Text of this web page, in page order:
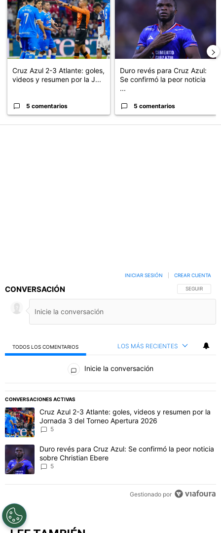
PUBLICIDAD
Cruz Azul 2-3 Atlante: goles,
videos y resumen por la J...
5 comentarios
Duro revés para Cruz Azul:
Se confirmó la peor noticia
...
5 comentarios
CONVERSACIÓN SIGA ESTA
SEGUIR
INICIAR SESIÓN CREAR CUENTA
TODOS LOS COMENTARIOS LOS MÁS RECIENTES
Todos los comentarios
Inicie la conversación
CONVERSACIONES ACTIVAS
Este listado muestra los artículos con más comentarios en los
Un artículo de tendencia con el título "Cruz Azul 2-3 Atlante:
Cruz Azul 2-3 Atlante: goles, videos y resumen por la
Jornada 3 del Torneo Apertura 2026
Un artículo de tendencia con el título "Duro revés para Cruz
Duro revés para Cruz Azul: Se confirmó la peor noticia